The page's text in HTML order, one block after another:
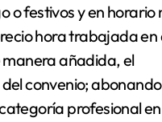
o festivos y en horario
hora trabajada
manera añadida, el
convenio;
profesional